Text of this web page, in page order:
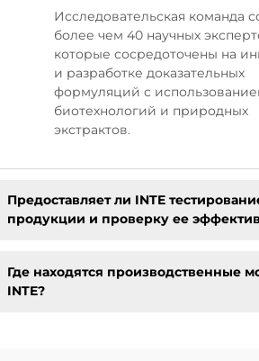
Исследовательская команда
более чем 40 научных
которые сосредоточены на
и разработке доказательных
формуляций с
биотехнологий и природных
экстрактов.
Предоставляет ли INTE
продукции и проверку ее
Где находятся производственные
INTE?